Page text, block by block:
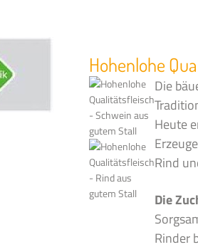
Hohenlohe
Die
Heute
Rind
Die
Rinder